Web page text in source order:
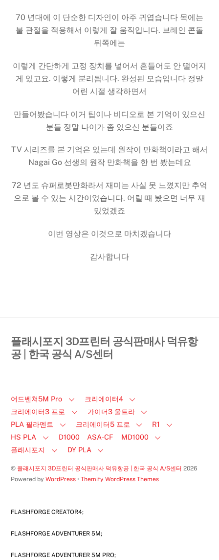
70 년대에 이 단순한 디자인이 아주 귀엽습니다 목에는
불 관절을 적용해서 이렇게 잘 움직입니다. 브레인 콘돌
뒤쪽에는
이렇게 간단하게 고정 장치를 넣어서 흔들어도 안 떨어지
게 있고요. 이렇게 분리됩니다. 완성된 모습입니다 정말
어린 시절 생각하면서
만들어봤습니다 이거 팁이나 비디오로 본 기억이 있으신
분들 정말 나이가 좀 있으신 분들이죠
TV 시리즈를 본 기억은 있는데 원작이 만화책이라고 해서
Nagai Go 선생의 원작 만화책을 한 번 봤는데요
72 년도 슈퍼로봇만화라서 재미는 사실 못 느꼈지만 추억
으로 볼 수 있는 시간이었습니다. 어릴 때 봤으면 너무 재
밌었겠죠
이번 영상은 이것으로 마치겠습니다
감사합니다
플래시포지 3D프린터 공식판매사 덕유항
공 | 한국 공식 A/S센터
어드벤쳐5M Pro
크리에이터4
크리에이터3 프로
가이더3 울트라
PLA 필라멘트
크리에이터5 프로
R1
HS PLA
D1000 ASA-CF
MD1000
플래시포지
DY PLA
© 플래시포지 3D프린터 공식판매사 덕유항공 | 한국 공식 A/S센터 2026
Powered byWordPress •Themify WordPress Themes
FLASHFORGE CREATOR4;
FLASHFORGE ADVENTURER 5M;
FLASHFORGE ADVENTURER 5M PRO;